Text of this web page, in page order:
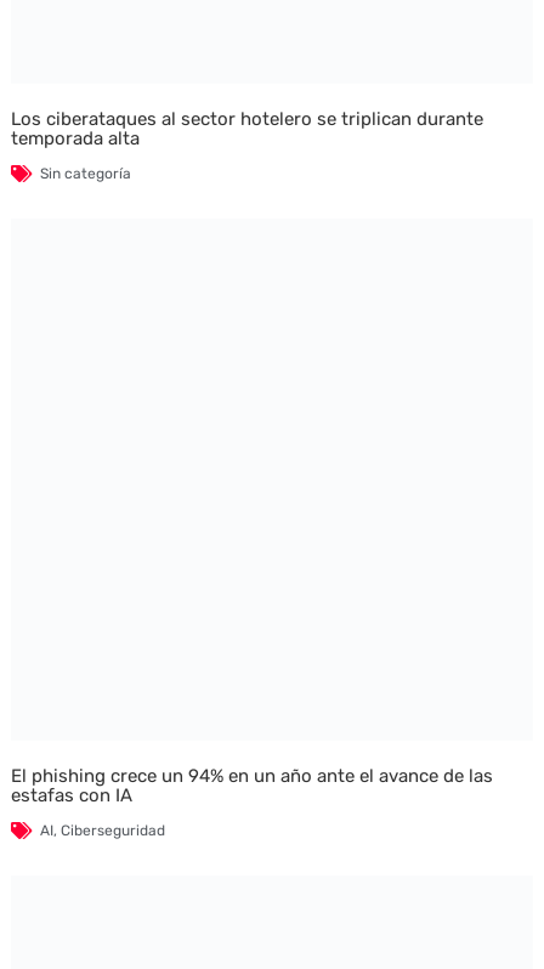
Los ciberataques al sector hotelero se triplican durante
temporada alta
Sin categoría
El phishing crece un 94% en un año ante el avance de las
estafas con IA
AI, Ciberseguridad